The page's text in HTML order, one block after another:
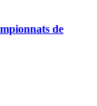
de